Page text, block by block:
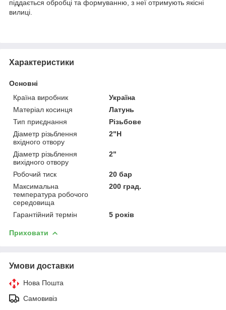
піддається обробці та формуванню, з неї отримують якісні
вилиці.
Характеристики
Основні
Країна виробник
Україна
Матеріал косинця
Латунь
Тип приєднання
Різьбове
Діаметр різьблення
вхідного отвору
2"Н
Діаметр різьблення
вихідного отвору
2"
Робочий тиск
20 бар
Максимальна
температура робочого
середовища
200 град.
Гарантійний термін 5 років
Приховати
Умови доставки
Нова Пошта
Самовивіз